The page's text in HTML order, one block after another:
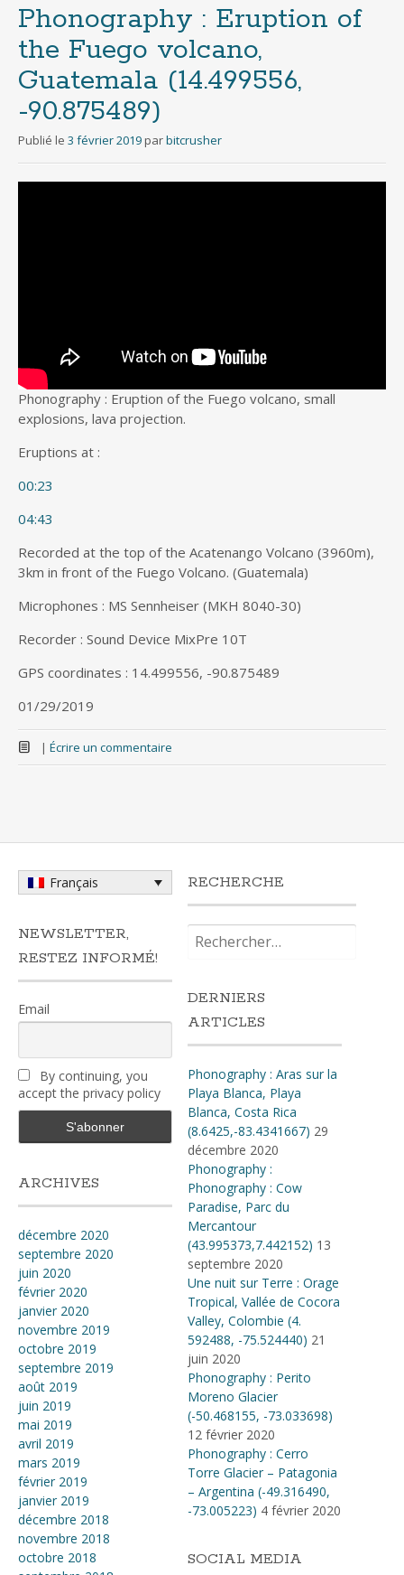
Phonography : Eruption of
the Fuego volcano,
Guatemala (14.499556,
-90.875489)
Publié le 3 février 2019 parbitcrusher
Phonography : Eruption of the Fuego volcano, small
explosions, lava projection.
Eruptions at :
00:23
04:43
Recorded at the top of the Acatenango Volcano (3960m),
3km in front of the Fuego Volcano. (Guatemala)
Microphones : MS Sennheiser (MKH 8040-30)
Recorder : Sound Device MixPre 10T
GPS coordinates : 14.499556, -90.875489
01/29/2019
| Écrire un commentaire
Français
NEWSLETTER,
RESTEZ INFORMÉ!
Email
By continuing, you
accept the privacy policy
ARCHIVES
décembre 2020
septembre 2020
juin 2020
février 2020
janvier 2020
novembre 2019
octobre 2019
septembre 2019
août 2019
juin 2019
mai 2019
avril 2019
mars 2019
février 2019
janvier 2019
décembre 2018
novembre 2018
octobre 2018
RECHERCHE
DERNIERS
ARTICLES
Phonography : Aras sur la
Playa Blanca, Playa
Blanca, Costa Rica
(8.6425,-83.4341667) 29
décembre 2020
Phonography :
Phonography : Cow
Paradise, Parc du
Mercantour
(43.995373,7.442152) 13
septembre 2020
Une nuit sur Terre : Orage
Tropical, Vallée de Cocora
Valley, Colombie (4​.​
592488, -75​.​524440) 21
juin 2020
Phonography : Perito
Moreno Glacier
(-50.468155, -73.033698)
12 février 2020
Phonography : Cerro
Torre Glacier – Patagonia
– Argentina (-49.316490,
-73.005223) 4 février 2020
SOCIAL MEDIA